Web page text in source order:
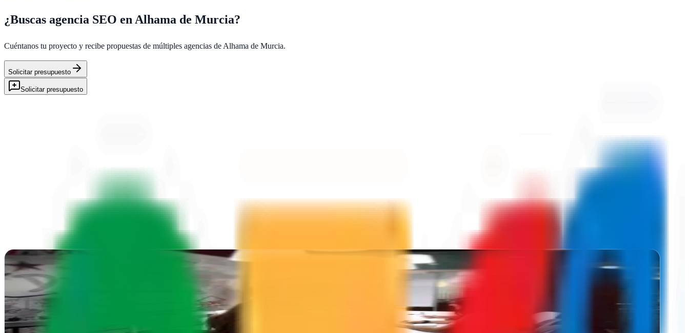
¿Buscas agencia SEO en Alhama de Murcia?
Cuéntanos tu proyecto y recibe propuestas de múltiples agencias de Alhama de Murcia.
Solicitar presupuesto
Solicitar presupuesto
Interamplify - SEO and Online Marketing Agency
Alhama de Murcia, Murcia
Potencia tu presencia online en Alhama de Murcia con estrategias SEO y marketing digital que generan resultados reales y sostenibles